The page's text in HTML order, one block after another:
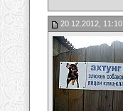
20.12.2012, 11:10